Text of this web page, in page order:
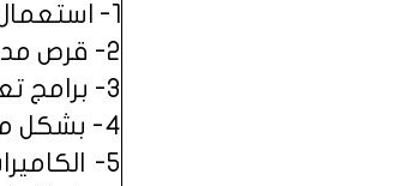
1- استعمال الحاسوب مع البروجكتر (جهاز العرض).
2- قرص مدمج CD.
3- برامج تعليمية مثل موسوعة انكارتا.
4- بشكل مباشر على الإنترنت.
5-